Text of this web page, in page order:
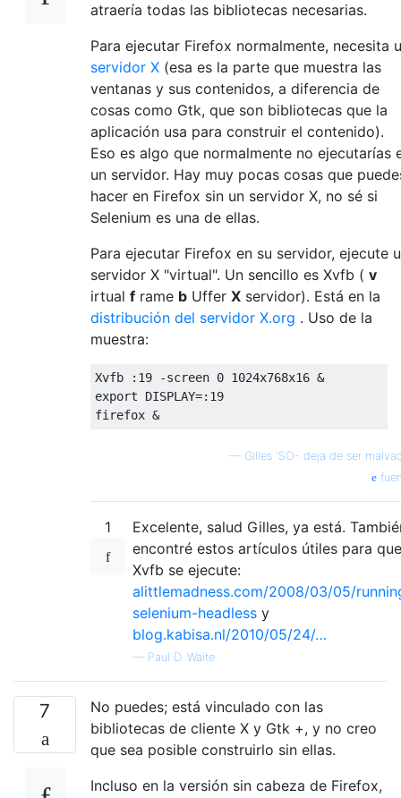
atraería todas las bibliotecas necesarias.
Para ejecutar Firefox normalmente, necesita
servidor X (esa es la parte que muestra las
ventanas y sus contenidos, a diferencia de
cosas como Gtk, que son bibliotecas que la
aplicación usa para construir el contenido).
Eso es algo que normalmente no ejecutarías
un servidor. Hay muy pocas cosas que
hacer en Firefox sin un servidor X, no sé si
Selenium es una de ellas.
Para ejecutar Firefox en su servidor, ejecute
servidor X "virtual". Un sencillo es Xvfb ( v
irtual f rame b Uffer X servidor). Está en la
distribución del servidor X.org . Uso de la
muestra:
Xvfb :19 -screen 0 1024x768x16 &
export DISPLAY=:19
— Gilles 'SO- deja de ser
1
Excelente, salud Gilles, ya está.
encontré estos artículos útiles para que
Xvfb se ejecute:
alittlemadness.com/2008/03/05/
selenium-headless y
blog.kabisa.nl/2010/05/24/…
— Paul D. Waite
7
No puedes; está vinculado con las
bibliotecas de cliente X y Gtk +, y no creo
que sea posible construirlo sin ellas.
Incluso en la versión sin cabeza de Firefox,